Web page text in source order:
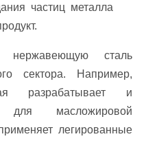
частиц металла
нержавеющую сталь
сектора. Например,
разрабатывает и
для масложировой
легированные